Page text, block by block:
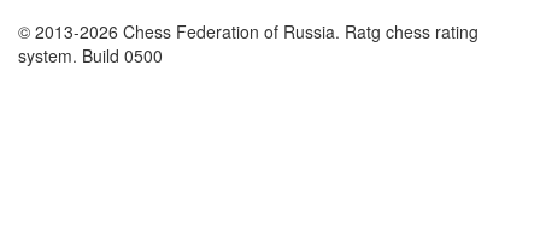
© 2013-2026 Chess Federation of Russia. Ratg chess rating
system. Build 0500